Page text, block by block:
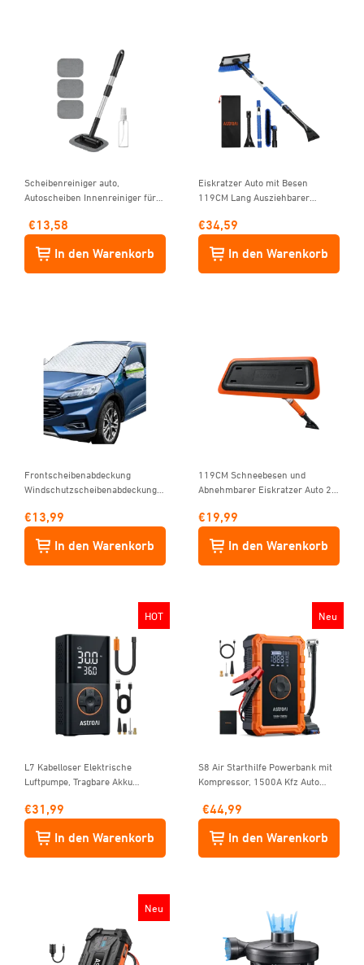
Scheibenreiniger auto,
Autoscheiben Innenreiniger für
ausziehbarem Griff und 3
Mikrofaserpads, Grau
€13,58
In den Warenkorb
Eiskratzer Auto mit Besen
119CM Lang Ausziehbarer
Eisschaber mit Rakel &
Ergonomischem
Schaumstoffgriff & 180 ° Blau
€34,59
In den Warenkorb
Frontscheibenabdeckung
Windschutzscheibenabdeckung
UV Frost
€13,99
In den Warenkorb
119CM Schneebesen und
Abnehmbarer Eiskratzer Auto 2-
Silikonkopf für Autos, PKW, LKWs,
SUVs
€19,99
In den Warenkorb
HOT
L7 Kabelloser Elektrische
Luftpumpe, Tragbare Akku
€31,99
In den Warenkorb
Neu
S8 Air Starthilfe Powerbank mit
Kompressor, 1500A Kfz Auto
Benzin/3L Diesel mit kabellosem
150 PSI
€44,99
In den Warenkorb
Neu